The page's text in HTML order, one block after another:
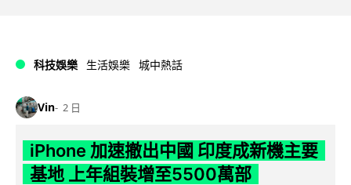
科技娛樂 生活娛樂 城中熱話
Vin 2 日
iPhone 加速撤出中國 印度成新機主要
基地 上年組裝增至5500萬部